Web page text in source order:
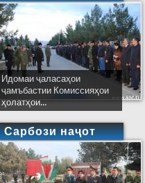
Идомаи ҷаласаҳои
ҷамъбастии Комиссияҳои
ҳолатҳои...
Сарбози наҷот